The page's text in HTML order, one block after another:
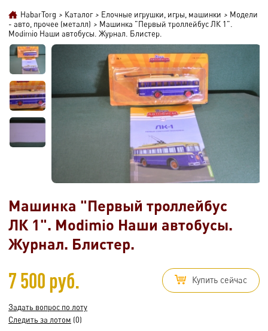
HabarTorg > Каталог > Елочные игрушки, игры, машинки > Модели
- авто, прочее (металл) > Машинка "Первый троллейбус ЛК 1".
Modimio Наши автобусы. Журнал. Блистер.
Машинка "Первый троллейбус
ЛК 1". Modimio Наши автобусы.
Журнал. Блистер.
7 500 руб. Купить сейчас
Задать вопрос по лоту
Следить за лотом (0)